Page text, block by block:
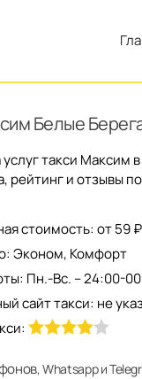
Белые
такси Максим
рейтинг и отзывы
стоимость: от 59 ₽
Эконом, Комфорт
Пн.-Вс. – 24:00-
сайт такси: не
, Whatsapp и